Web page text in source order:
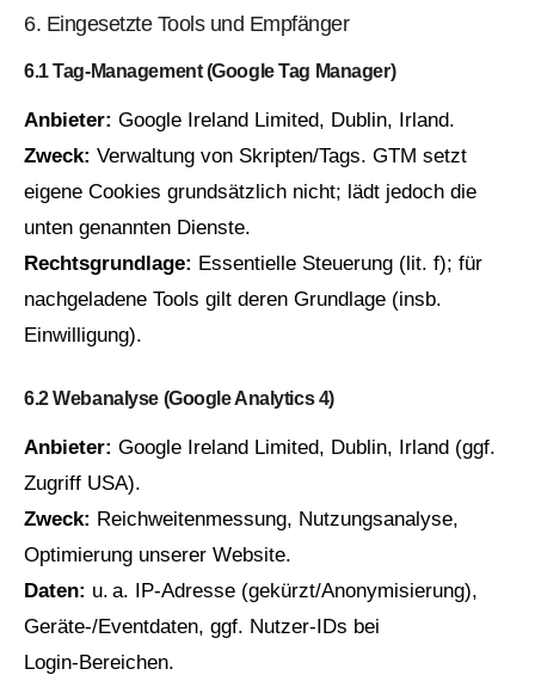
6. Eingesetzte Tools und Empfänger
6.1 Tag‑Management (Google Tag Manager)
Anbieter: Google Ireland Limited, Dublin, Irland.
Zweck: Verwaltung von Skripten/Tags. GTM setzt
eigene Cookies grundsätzlich nicht; lädt jedoch die
unten genannten Dienste.
Rechtsgrundlage: Essentielle Steuerung (lit. f); für
nachgeladene Tools gilt deren Grundlage (insb.
Einwilligung).
6.2 Webanalyse (Google Analytics 4)
Anbieter: Google Ireland Limited, Dublin, Irland (ggf.
Zugriff USA).
Zweck: Reichweitenmessung, Nutzungsanalyse,
Optimierung unserer Website.
Daten: u. a. IP‑Adresse (gekürzt/Anonymisierung),
Geräte‑/Eventdaten, ggf. Nutzer‑IDs bei
Login‑Bereichen.